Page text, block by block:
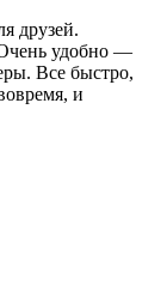
друзей.
Очень удобно —
Все быстро,
и